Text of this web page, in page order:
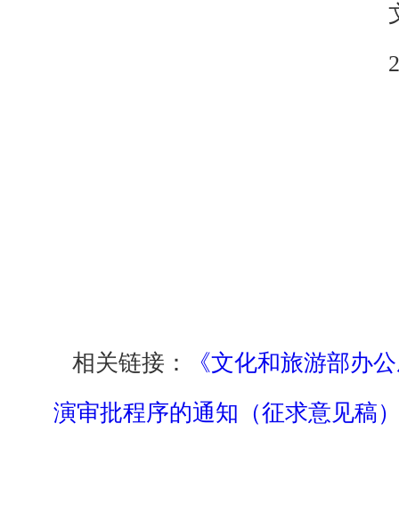
相关链接：
《文化和旅游部办
演审批程序的通知（征求意见稿